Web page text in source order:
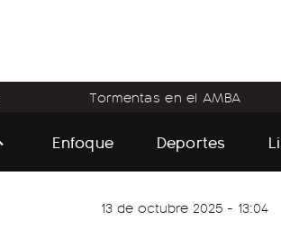
Tormentas en el AMBA
Enfoque Deportes
13 de octubre 2025 - 13:04